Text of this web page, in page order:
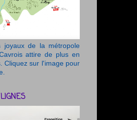
joyaux de la métropole
attire de plus en
Cliquez sur l'image pour